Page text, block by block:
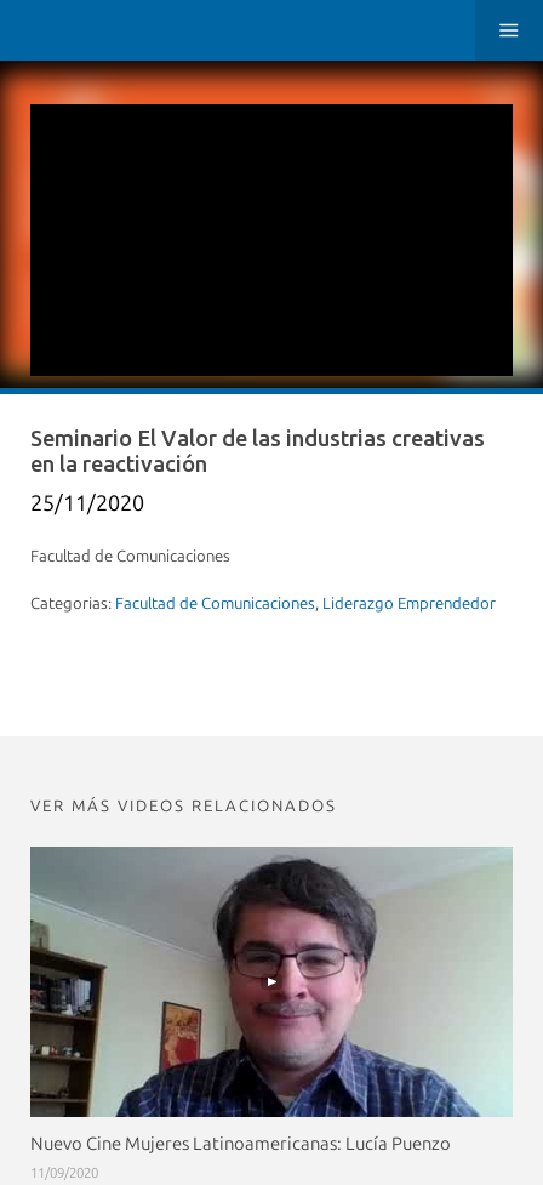
Seminario El Valor de las industrias creativas
en la reactivación
25/11/2020
Facultad de Comunicaciones
Categorias: Facultad de Comunicaciones, Liderazgo Emprendedor
VER MÁS VIDEOS RELACIONADOS
Nuevo Cine Mujeres Latinoamericanas: Lucía Puenzo
11/09/2020